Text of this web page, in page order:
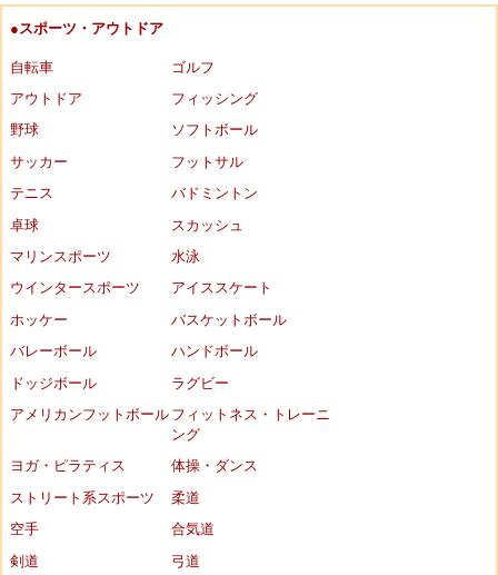
●スポーツ・アウトドア
自転車
ゴルフ
アウトドア
フィッシング
野球
ソフトボール
サッカー
フットサル
テニス
バドミントン
卓球
スカッシュ
マリンスポーツ
水泳
ウインタースポーツ
アイススケート
ホッケー
バスケットボール
バレーボール
ハンドボール
ドッジボール
ラグビー
アメリカンフットボール フィットネス・トレーニ
ング
ヨガ・ピラティス
体操・ダンス
ストリート系スポーツ
柔道
空手
合気道
剣道
弓道